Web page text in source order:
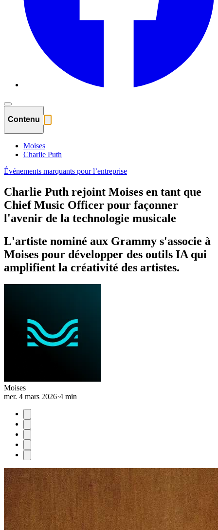
Contenu
Moises
Charlie Puth
Événements marquants pour l’entreprise
Charlie Puth rejoint Moises en tant que
Chief Music Officer pour façonner
l'avenir de la technologie musicale
L'artiste nominé aux Grammy s'associe à
Moises pour développer des outils IA qui
amplifient la créativité des artistes.
Moises
mer. 4 mars 2026·4 min